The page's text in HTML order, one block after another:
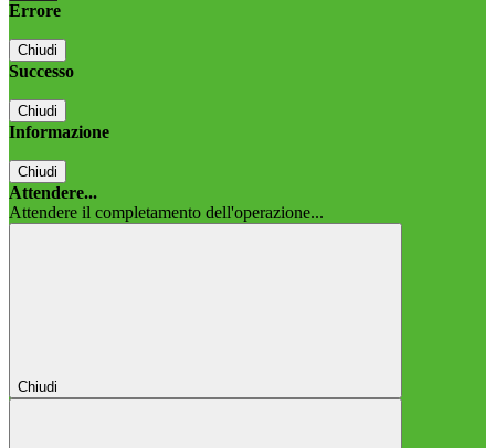
Errore
Chiudi
Successo
Chiudi
Informazione
Chiudi
Attendere...
Attendere il completamento dell'operazione...
Chiudi